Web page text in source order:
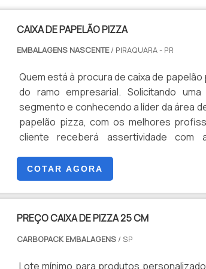
CAIXA DE PAPELÃO PIZZA
EMBALAGENS NASCENTE/ PIRAQUARA - PR
Quem está à procura de caixa de
do ramo empresarial. Solicitando
segmento e conhecendo a líder da área
papelão pizza, com os melhores
cliente receberá assertividade com
Nascente objetiva sua energia em
escritório de alta qualidade onde são
de última geração, tudo para se certificar
com excelente custo-benefício.Há
empresa demonstrar competência,
atuação. A Embalagens Nascente se
COTAR AGORA
PREÇO CAIXA DE PIZZA 25 CM
CARBOPACK EMBALAGENS/ SP
Lote mínimo para produtos